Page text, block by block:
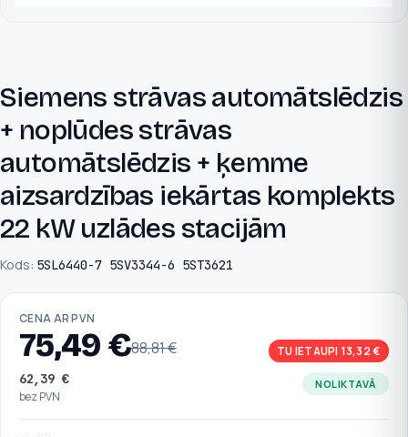
Siemens strāvas automātslēdzis
+ noplūdes strāvas
automātslēdzis + ķemme
aizsardzības iekārtas komplekts
22 kW uzlādes stacijām
Kods: 5SL6440-7 5SV3344-6 5ST3621
CENA AR PVN
75,49 €88,81€ TU IETAUPI 13,32 €
NOLIKTAVĀ
62,39 €
bez PVN